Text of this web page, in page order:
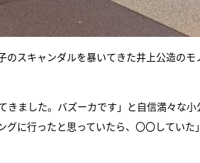
のスキャンダルを暴いてきた井上公造の
きました。バズーカです」と自信満々な
グに行ったと思っていたら、〇〇してい